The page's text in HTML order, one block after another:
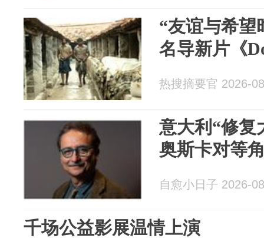
“友谊与希望
名导新片《
热搜摘要官 2026-
意大利“修复
奥斯卡对等
自愈小日子 2026-
千场公益影展温情上演